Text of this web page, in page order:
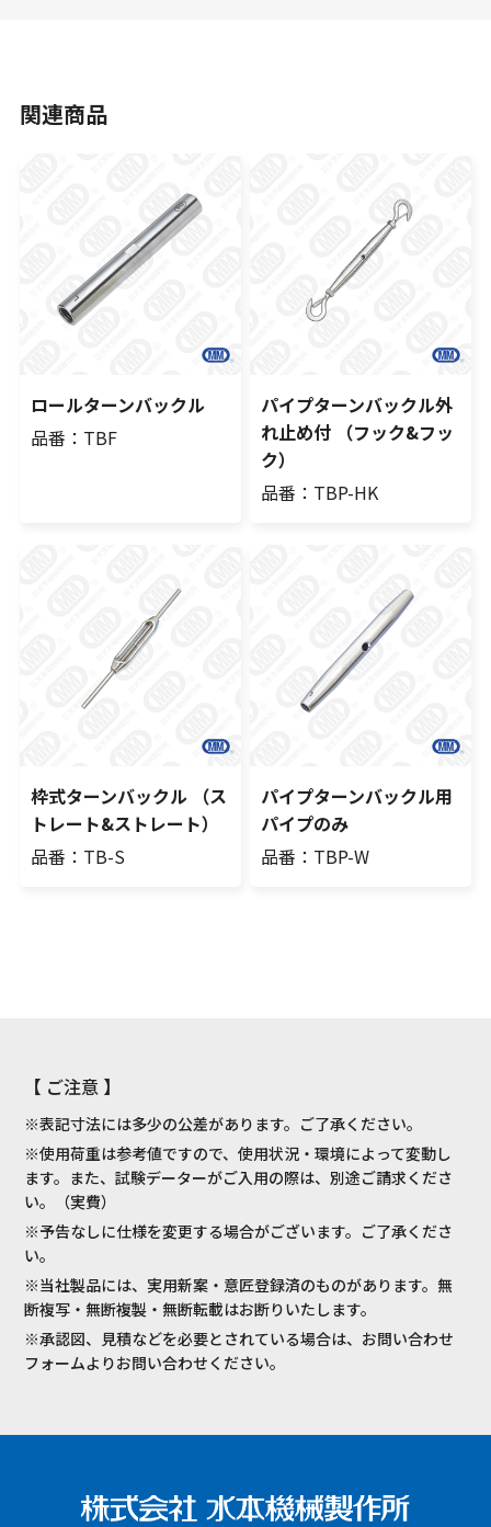
関連商品
ロールターンバックル
品番：TBF
パイプターンバックル外
れ止め付 （フック&フッ
ク）
品番：TBP-HK
枠式ターンバックル （ス
トレート&ストレート）
品番：TB-S
パイプターンバックル用
パイプのみ
品番：TBP-W
【 ご注意 】
※表記寸法には多少の公差があります。ご了承ください。
※使用荷重は参考値ですので、使用状況・環境によって変動し
ます。また、試験データーがご入用の際は、別途ご請求くださ
い。（実費）
※予告なしに仕様を変更する場合がございます。ご了承くださ
い。
※当社製品には、実用新案・意匠登録済のものがあります。無
断複写・無断複製・無断転載はお断りいたします。
※承認図、見積などを必要とされている場合は、お問い合わせ
フォームよりお問い合わせください。